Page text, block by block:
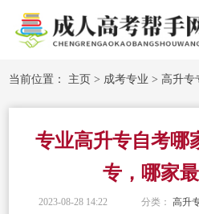
当前位置： 主页 > 成考专业 > 高升专
专业高升专自考哪
专，哪家最
2023-08-28 14:22 分类：高升